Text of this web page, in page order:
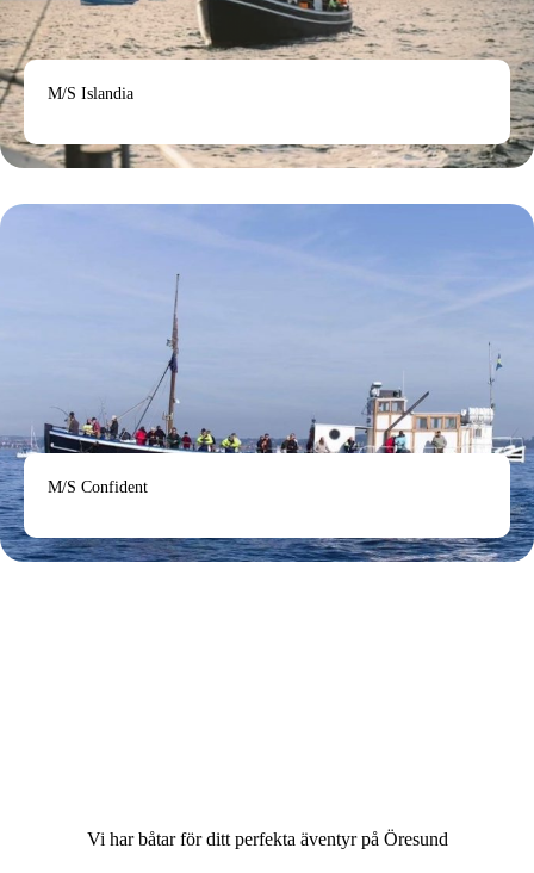
M/S Islandia
M/S Confident
Vi har båtar för ditt perfekta äventyr på Öresund